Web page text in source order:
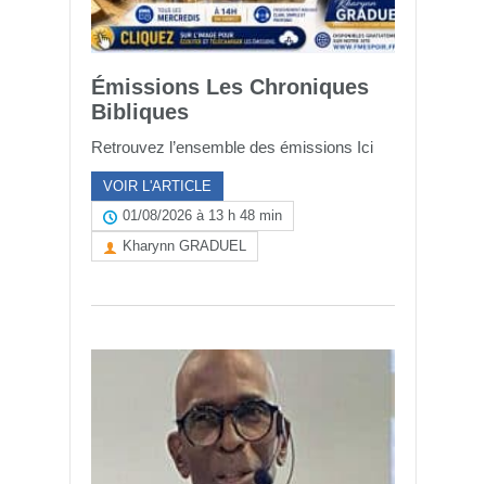
Émissions Les Chroniques
Bibliques
Retrouvez l’ensemble des émissions Ici
VOIR L'ARTICLE
01/08/2026 à 13 h 48 min
Kharynn GRADUEL